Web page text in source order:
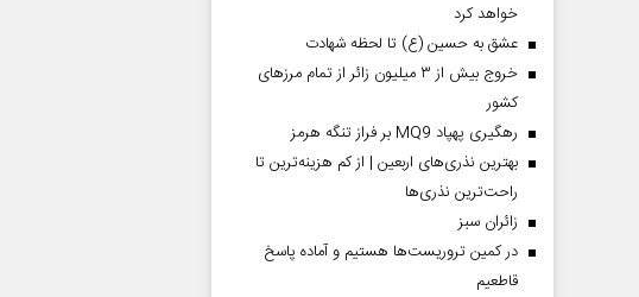
خواهد کرد
عشق به حسین (ع) تا لحظه شهادت
خروج بیش از ۳ میلیون زائر از تمام مرز‌های
کشور
رهگیری پهپاد MQ9 بر فراز تنگه هرمز
بهترین نذری‌های اربعین | از کم هزینه‌ترین تا
راحت‌ترین نذری‌ها
‌زائران سبز
در کمین تروریست‌ها هستیم و آماده پاسخ
قاطعیم